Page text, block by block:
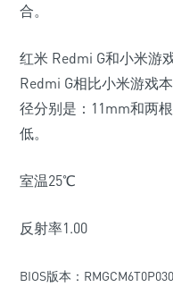
合。
红米 Redmi G和小米游
Redmi G相比小米游戏
径分别是： 11mm和两
低。
室温25℃
反射率1.00
BIOS版本：